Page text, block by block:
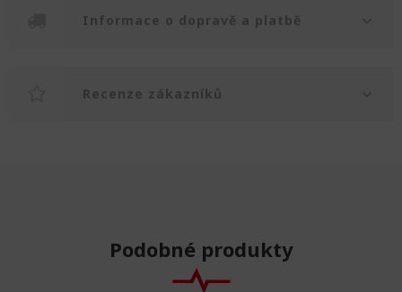
Informace o dopravě a platbě
Recenze zákazníků
Podobné produkty